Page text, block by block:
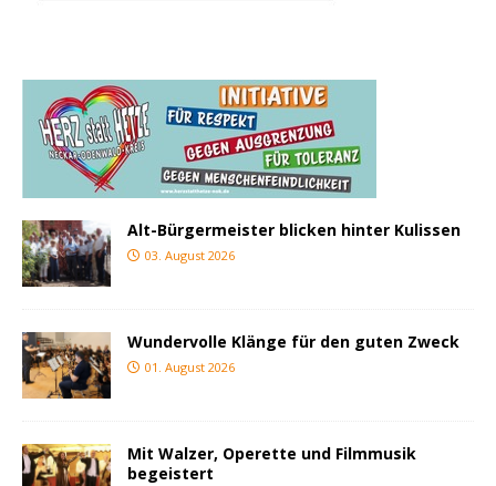
Alt-Bürgermeister blicken hinter Kulissen
03. August 2026
Wundervolle Klänge für den guten Zweck
01. August 2026
Mit Walzer, Operette und Filmmusik
begeistert